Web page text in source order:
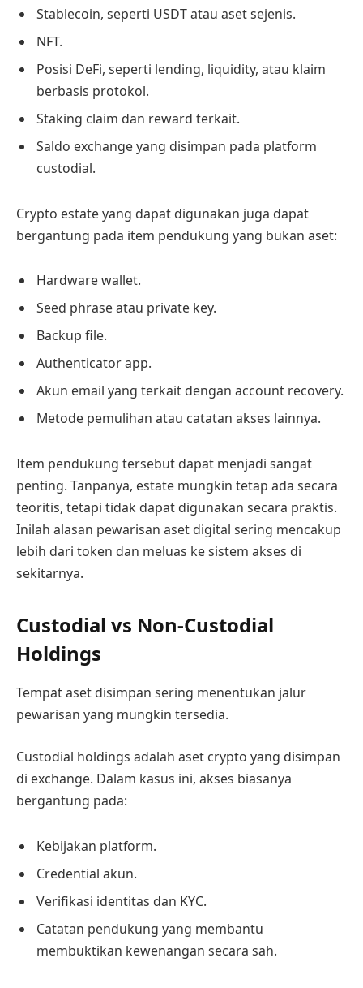
Stablecoin, seperti USDT atau aset sejenis.
NFT.
Posisi DeFi, seperti lending, liquidity, atau klaim
berbasis protokol.
Staking claim dan reward terkait.
Saldo exchange yang disimpan pada platform
custodial.
Crypto estate yang dapat digunakan juga dapat
bergantung pada item pendukung yang bukan aset:
Hardware wallet.
Seed phrase atau private key.
Backup file.
Authenticator app.
Akun email yang terkait dengan account recovery.
Metode pemulihan atau catatan akses lainnya.
Item pendukung tersebut dapat menjadi sangat
penting. Tanpanya, estate mungkin tetap ada secara
teoritis, tetapi tidak dapat digunakan secara praktis.
Inilah alasan pewarisan aset digital sering mencakup
lebih dari token dan meluas ke sistem akses di
sekitarnya.
Custodial vs Non-Custodial
Holdings
Tempat aset disimpan sering menentukan jalur
pewarisan yang mungkin tersedia.
Custodial holdings adalah aset crypto yang disimpan
di exchange. Dalam kasus ini, akses biasanya
bergantung pada:
Kebijakan platform.
Credential akun.
Verifikasi identitas dan KYC.
Catatan pendukung yang membantu
membuktikan kewenangan secara sah.